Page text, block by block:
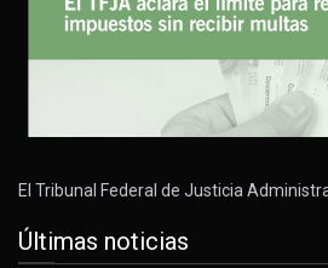
El Tribunal Federal de Justicia
Últimas noticias